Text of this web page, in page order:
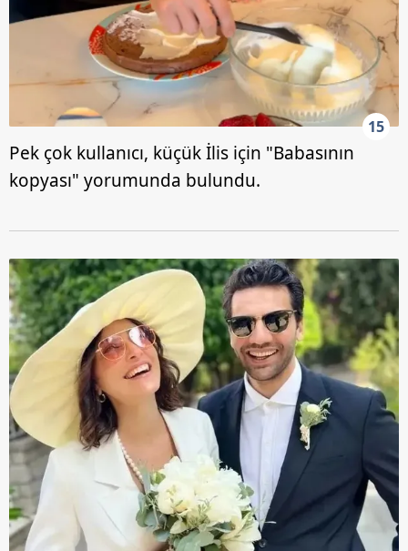
15
Pek çok kullanıcı, küçük İlis için "Babasının
kopyası" yorumunda bulundu.